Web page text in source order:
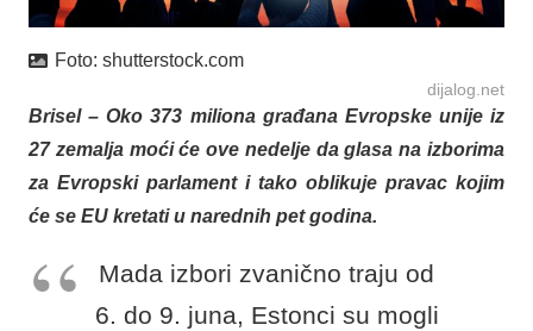
Foto:shutterstock.com
dijalog.net
Brisel – Oko 373 miliona građana Evropske unije iz
27 zemalja moći će ove nedelje da glasa na izborima
za Evropski parlament i tako oblikuje pravac kojim
će se EU kretati u narednih pet godina.
Mada izbori zvanično traju od
6. do 9. juna, Estonci su mogli